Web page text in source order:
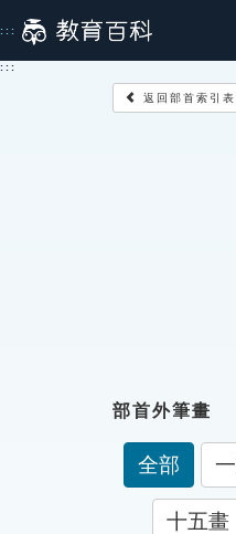
到
主
:::
:::
返回部首索引表
部首外筆畫
全部
十五畫